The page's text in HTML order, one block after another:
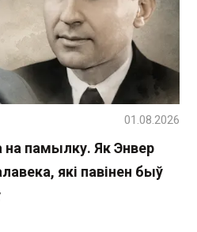
на памылку. Як Энвер
які павінен быў
01.08.2026